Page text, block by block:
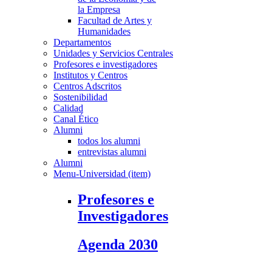
la Empresa
Facultad de Artes y
Humanidades
Departamentos
Unidades y Servicios Centrales
Profesores e investigadores
Institutos y Centros
Centros Adscritos
Sostenibilidad
Calidad
Canal Ético
Alumni
todos los alumni
entrevistas alumni
Alumni
Menu-Universidad (item)
Profesores e
Investigadores
Agenda 2030